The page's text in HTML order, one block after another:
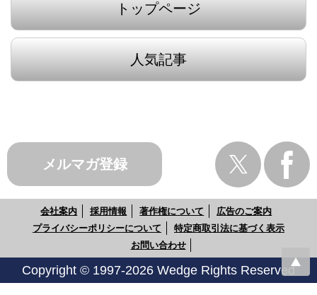
トップページ
人気記事
メルマガ登録
会社案内 採用情報 著作権について
広告のご案内
プライバシーポリシーについて
特定商取引法に基づく表示
お問い合わせ
Copyright © 1997-2026 Wedge Rights Reserved